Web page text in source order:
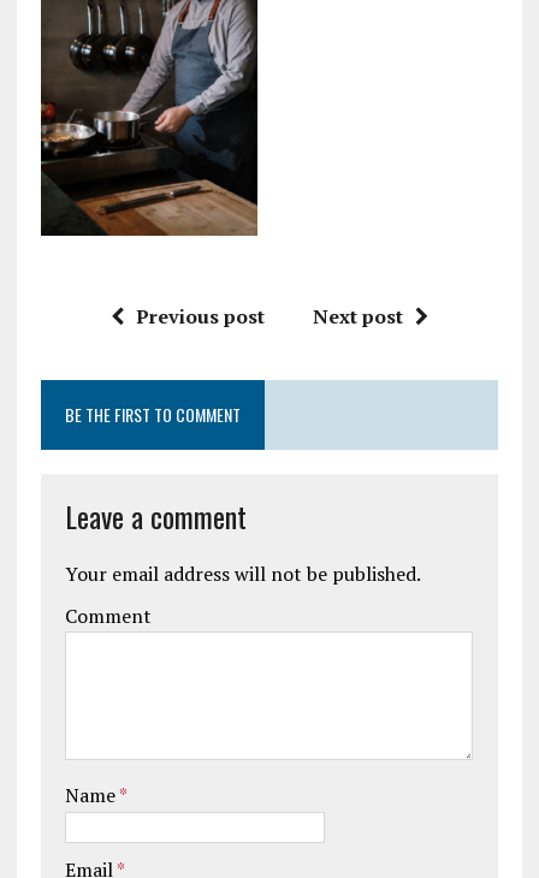
Previous post Next post
BE THE FIRST TO COMMENT
Leave a comment
Your email address will not be published.
Comment
Name*
Email*